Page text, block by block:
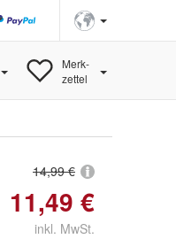
Merk-
zettel
14,99 €
11,49 €
inkl. MwSt.